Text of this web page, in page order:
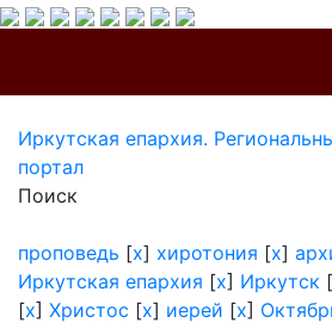
Иркутская епархия.
портал
Поиск
проповедь [x] хиротония [x]
Иркутская епархия [x] Иркутск [
[x] Христос [x] иерей [x]